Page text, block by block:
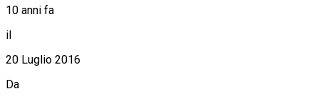
10 anni fa
il
20 Luglio 2016
Da